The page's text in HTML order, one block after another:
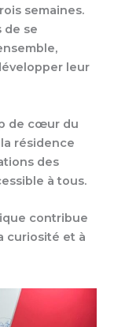
semaines.
de se
leur
de cœur du
résidence
des
à tous.
contribue
curiosité et à